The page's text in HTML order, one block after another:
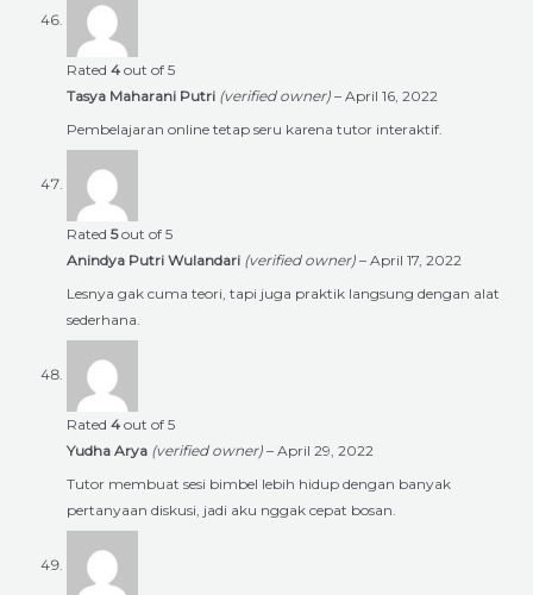
Rated 4 out of 5
Tasya Maharani Putri (verified owner) – April 16, 2022
Pembelajaran online tetap seru karena tutor interaktif.
Rated 5out of 5
Anindya Putri Wulandari (verified owner) – April 17, 2022
Lesnya gak cuma teori, tapi juga praktik langsung dengan alat
sederhana.
Rated 4 out of 5
Yudha Arya (verified owner) – April 29, 2022
Tutor membuat sesi bimbel lebih hidup dengan banyak
pertanyaan diskusi, jadi aku nggak cepat bosan.